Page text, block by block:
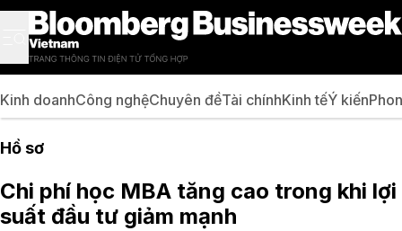
Kinh doanhCông nghệChuyên đềTài chínhKinh tếÝ kiến
Hồ sơ
Chi phí học MBA tăng cao trong khi lợi
suất đầu tư giảm mạnh